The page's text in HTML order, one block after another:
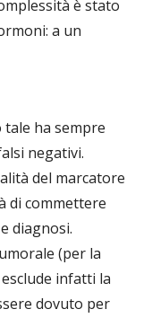
è stato
a un
ha sempre
negativi.
del marcatore
di commettere
diagnosi.
(per la
infatti la
dovuto per